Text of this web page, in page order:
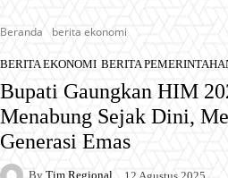
Beranda berita ekonomi
BERITA EKONOMI BERITA
Bupati Gaungkan HIM
Menabung Sejak Dini,
Generasi Emas
By Tim Regional